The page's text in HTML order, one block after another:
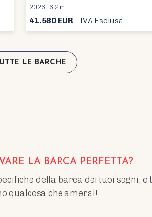
2026 | 6,2 m
41.580 EUR- IVA Esclusa
LE BARCHE
LA BARCA PERFETTA?
della barca dei tuoi sogni, e
qualcosa che amerai!